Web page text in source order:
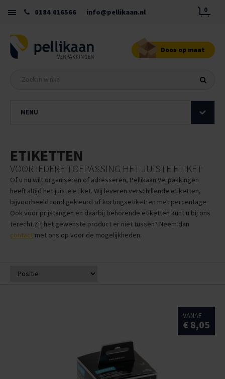
0184 416566 info@pellikaan.nl 0
Doos op maat
MENU
ETIKETTEN
VOOR IEDERE TOEPASSING HET JUISTE ETIKET
Of u nu wilt organiseren of adresseren, Pellikaan Verpakkingen
heeft altijd het juiste etiket. Wij leveren verschillende etiketten,
bijvoorbeeld rond gekleurd of kortingsetiketten met percentage.
Ook voor prijstangen en daarbij behorende etiketten kunt u bij ons
terecht.Zit het gewenste product er niet tussen? Neem dan
contact met ons op voor de mogelijkheden.
VANAF
€ 8,05